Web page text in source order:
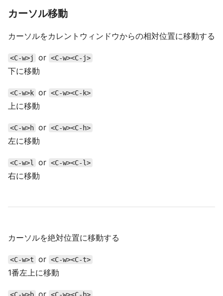
カーソル移動
カーソルをカレントウィンドウからの相対位置に移動する
<C-w>j or <C-w><C-j>
下に移動
<C-w>k or <C-w><C-k>
上に移動
<C-w>h or <C-w><C-h>
左に移動
<C-w>l or <C-w><C-l>
右に移動
カーソルを絶対位置に移動する
<C-w>t or <C-w><C-t>
1番左上に移動
or